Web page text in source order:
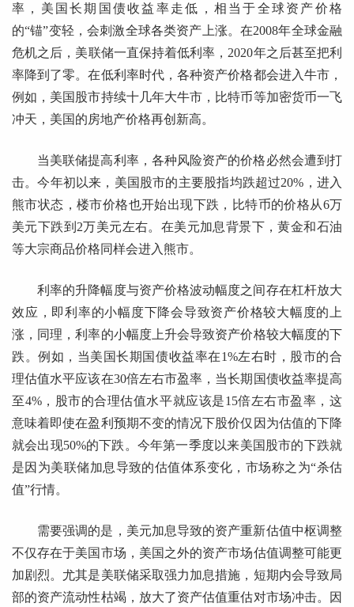
率，美国长期国债收益率走低，相当于全球资产价格
的“锚”变轻，会刺激全球各类资产上涨。在2008年全球金融
危机之后，美联储一直保持着低利率，2020年之后甚至把利
率降到了零。在低利率时代，各种资产价格都会进入牛市，
例如，美国股市持续十几年大牛市，比特币等加密货币一飞
冲天，美国的房地产价格再创新高。
当美联储提高利率，各种风险资产的价格必然会遭到打
击。今年初以来，美国股市的主要股指均跌超过20%，进入
熊市状态，楼市价格也开始出现下跌，比特币的价格从6万
美元下跌到2万美元左右。在美元加息背景下，黄金和石油
等大宗商品价格同样会进入熊市。
利率的升降幅度与资产价格波动幅度之间存在杠杆放大
效应，即利率的小幅度下降会导致资产价格较大幅度的上
涨，同理，利率的小幅度上升会导致资产价格较大幅度的下
跌。例如，当美国长期国债收益率在1%左右时，股市的合
理估值水平应该在30倍左右市盈率，当长期国债收益率提高
至4%，股市的合理估值水平就应该是15倍左右市盈率，这
意味着即使在盈利预期不变的情况下股价仅因为估值的下降
就会出现50%的下跌。今年第一季度以来美国股市的下跌就
是因为美联储加息导致的估值体系变化，市场称之为“杀估
值”行情。
需要强调的是，美元加息导致的资产重新估值中枢调整
不仅存在于美国市场，美国之外的资产市场估值调整可能更
加剧烈。尤其是美联储采取强力加息措施，短期内会导致局
部的资产流动性枯竭，放大了资产估值重估对市场冲击。因